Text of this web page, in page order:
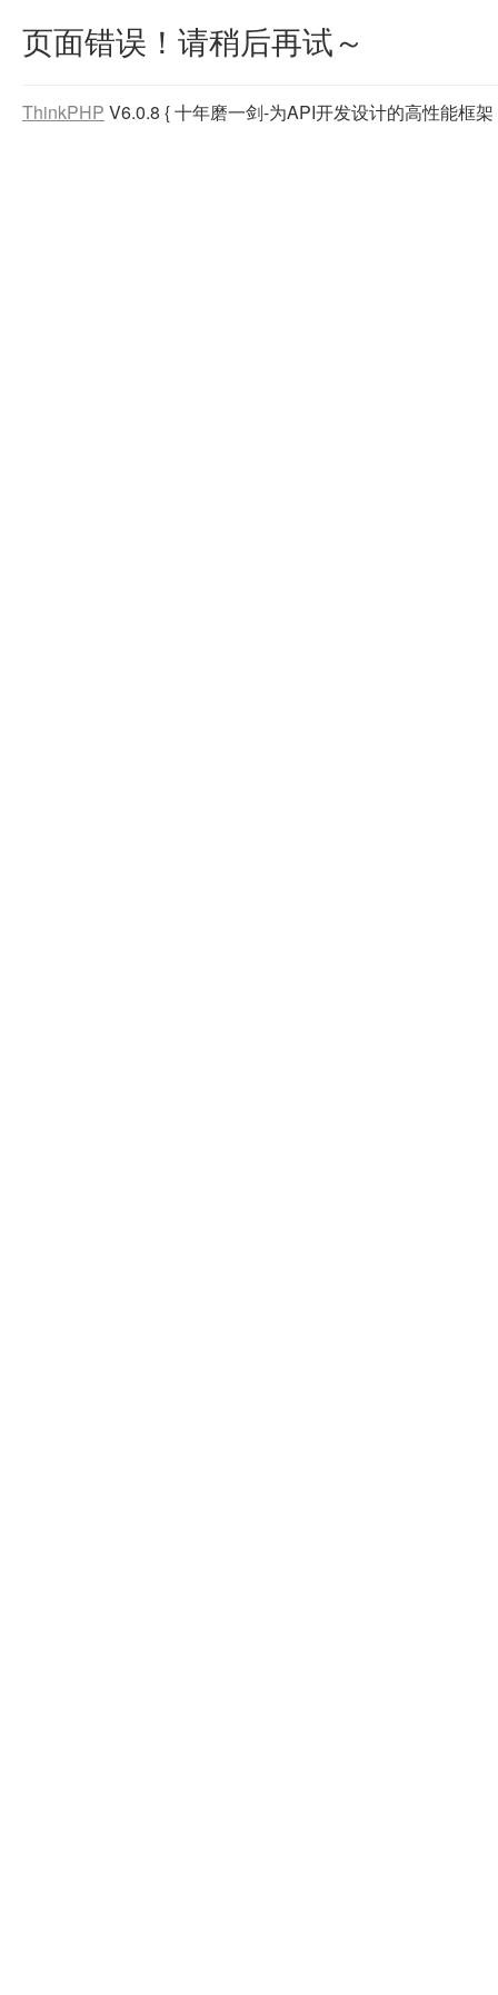
页面错误！请稍后再试～
ThinkPHP V6.0.8 { 十年磨一剑-为API开发设计的高性能框架